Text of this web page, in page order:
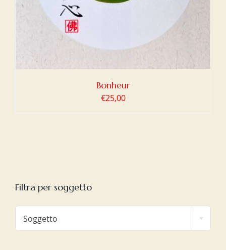
Bonheur
€25,00
Filtra per soggetto
Soggetto